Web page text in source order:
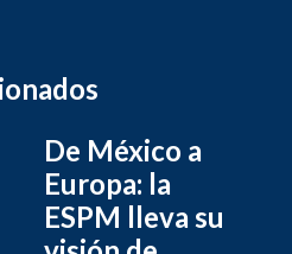
De México a
Europa: la
ESPM lleva su